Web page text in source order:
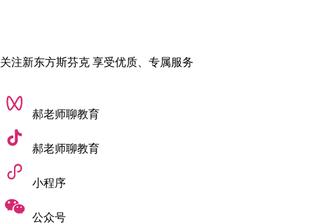
实践经验、职业目标和对专业的理解等。
关注新东方斯芬克 享受优质、专属服务
郝老师聊教育
郝老师聊教育
小程序
公众号